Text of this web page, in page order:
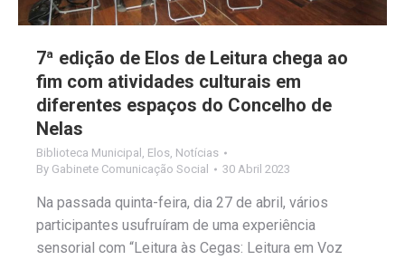
7ª edição de Elos de Leitura chega ao
fim com atividades culturais em
diferentes espaços do Concelho de
Nelas
Biblioteca Municipal , Elos, Notícias
By Gabinete Comunicação Social 30 Abril 2023
Na passada quinta-feira, dia 27 de abril, vários
participantes usufruíram de uma experiência
sensorial com “Leitura às Cegas: Leitura em Voz